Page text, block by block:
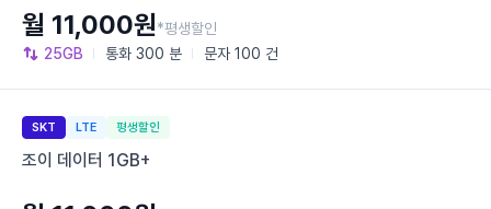
25GB 통화 300 분 문자 100 건
월 11,000원*평생할인
SKT LTE 평생할인
조이 데이터 1GB+